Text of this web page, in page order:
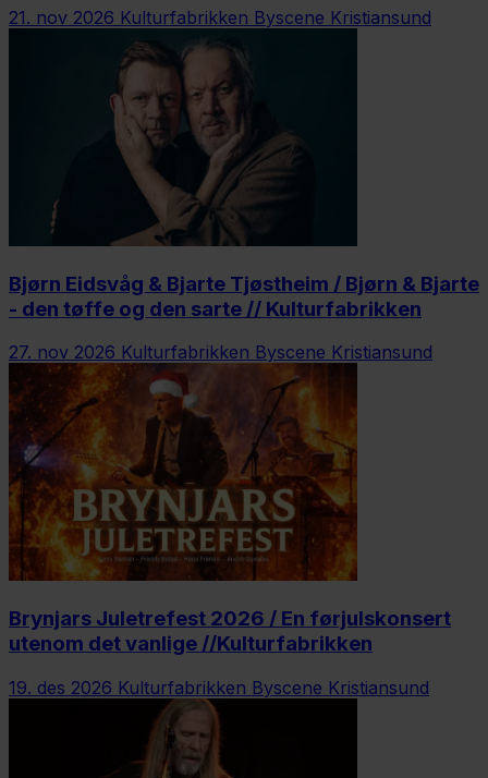
21. nov 2026 Kulturfabrikken Byscene Kristiansund
Bjørn Eidsvåg & Bjarte Tjøstheim / Bjørn & Bjarte
- den tøffe og den sarte // Kulturfabrikken
27. nov 2026 Kulturfabrikken Byscene Kristiansund
Brynjars Juletrefest 2026 / En førjulskonsert
utenom det vanlige //Kulturfabrikken
19. des 2026 Kulturfabrikken Byscene Kristiansund